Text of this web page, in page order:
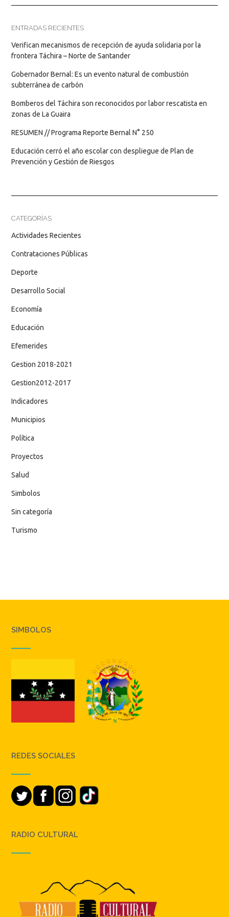
ENTRADAS RECIENTES
Verifican mecanismos de recepción de ayuda solidaria por la
frontera Táchira – Norte de Santander
Gobernador Bernal: Es un evento natural de combustión
subterránea de carbón
Bomberos del Táchira son reconocidos por labor rescatista en
zonas de La Guaira
RESUMEN // Programa Reporte Bernal N° 250
Educación cerró el año escolar con despliegue de Plan de
Prevención y Gestión de Riesgos
CATEGORÍAS
Actividades Recientes
Contrataciones Públicas
Deporte
Desarrollo Social
Economía
Educación
Efemerides
Gestion 2018-2021
Gestion2012-2017
Indicadores
Municipios
Política
Proyectos
Salud
Simbolos
Sin categoría
Turismo
SIMBOLOS
REDES SOCIALES
RADIO CULTURAL